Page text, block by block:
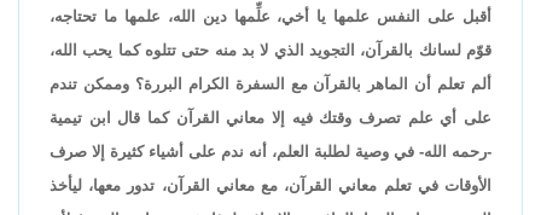
أقبل على النفس علمها يا أخي، علِّمها دين الله، علمها ما تحتاجه،
قوّم لسانك بالقرآن، التجويد الذي لا بد منه حتى تتلوه كما يحب الله،
ألم تعلم أن الماهر بالقرآن مع السفرة الكرام البررة؟ وممكن تندم
على أي علم تصرف وقتك فيه إلا معاني القرآن كما قال ابن تيمية
-رحمه الله- في وصية لطلبة العلم، أنه ندم على أشياء كثيرة إلا صرف
الأوقات في تعلم معاني القرآن، مع معاني القرآن، تدور معها، ليأخذ